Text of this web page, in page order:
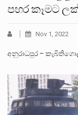
පහර කෑමට
Nov 1, 2022
අනුරාධපුර –